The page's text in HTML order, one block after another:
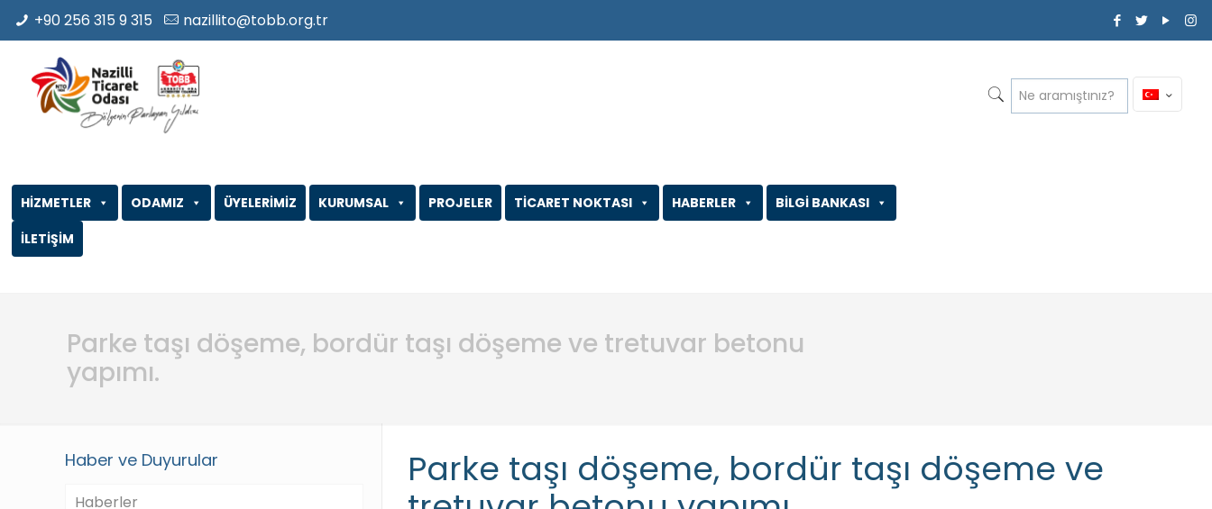
+90 256 315 9 315 nazillito@tobb.org.tr
ODAMIZ
HİZMETLER ÜYELERİMİZ KURUMSAL PROJELER TİCARET NOKTASI HABERLER
BİLGİ BANKASI
İLETİŞİM
Parke taşı döşeme, bordür taşı döşeme ve tretuvar betonu
yapımı.
Parke taşı döşeme, bordür taşı döşeme ve
Haber ve Duyurular
Haberler